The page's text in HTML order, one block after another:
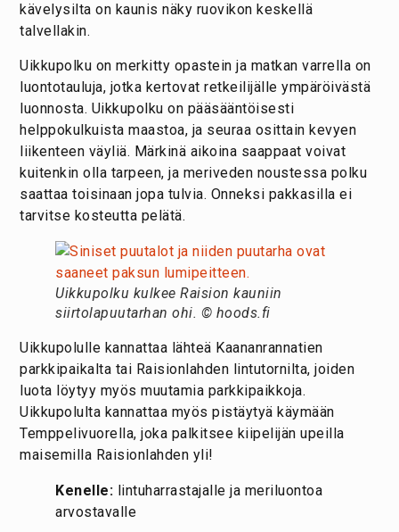
kävelysilta on kaunis näky ruovikon keskellä
talvellakin.
Uikkupolku on merkitty opastein ja matkan varrella on
luontotauluja, jotka kertovat retkeilijälle ympäröivästä
luonnosta. Uikkupolku on pääsääntöisesti
helppokulkuista maastoa, ja seuraa osittain kevyen
liikenteen väyliä. Märkinä aikoina saappaat voivat
kuitenkin olla tarpeen, ja meriveden noustessa polku
saattaa toisinaan jopa tulvia. Onneksi pakkasilla ei
tarvitse kosteutta pelätä.
Uikkupolku kulkee Raision kauniin
siirtolapuutarhan ohi. © hoods.fi
Uikkupolulle kannattaa lähteä Kaananrannatien
parkkipaikalta tai Raisionlahden lintutornilta, joiden
luota löytyy myös muutamia parkkipaikkoja.
Uikkupolulta kannattaa myös pistäytyä käymään
Temppelivuorella, joka palkitsee kiipelijän upeilla
maisemilla Raisionlahden yli!
Kenelle: lintuharrastajalle ja meriluontoa
arvostavalle